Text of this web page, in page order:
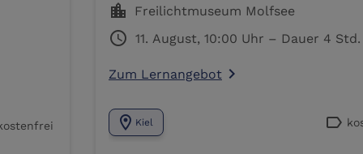
location_city Freilichtmuseum Molfsee
schedule
11. August, 10:00 Uhr – Dauer 4 Std.
Zum Lernangebot navigate_next
location_on Kiel label